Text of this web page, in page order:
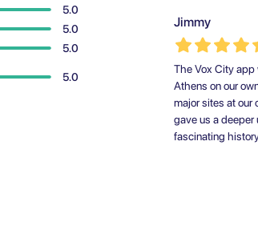
5.0
5.0
5.0
5.0
Jimmy
The Vox City app
Athens on our
major sites at our
gave us a
fascinating